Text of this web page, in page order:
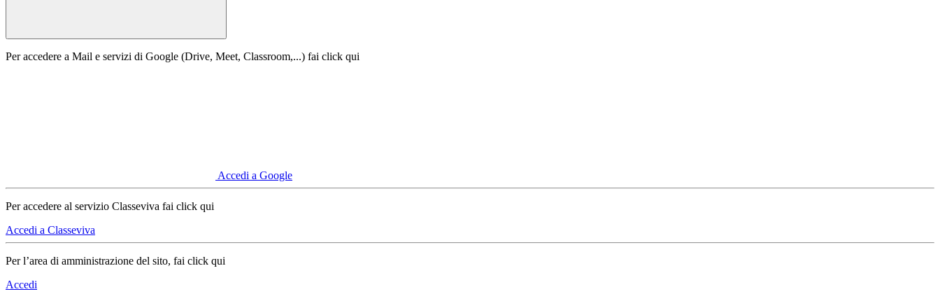
Per accedere a Mail e servizi di Google (Drive, Meet, Classroom,...) fai click qui
Accedi a Google
Per accedere al servizio Classeviva fai click qui
Accedi a Classeviva
Per l’area di amministrazione del sito, fai click qui
Accedi